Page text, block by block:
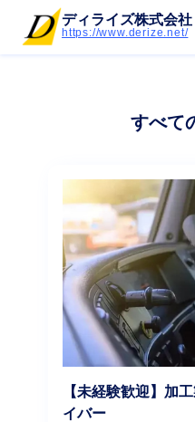
ディライズ株式会社
https://www.derize.net/
すべて
【未経験歓迎】加
イバー